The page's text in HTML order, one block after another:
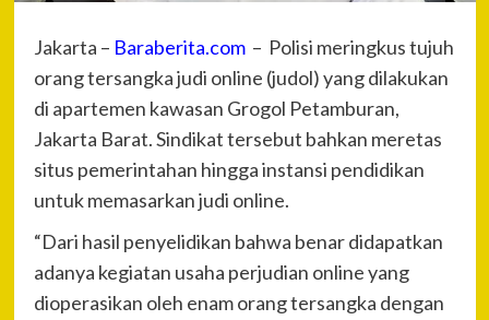
Jakarta – Baraberita.com – Polisi meringkus tujuh
orang tersangka judi online (judol) yang dilakukan
di apartemen kawasan Grogol Petamburan,
Jakarta Barat. Sindikat tersebut bahkan meretas
situs pemerintahan hingga instansi pendidikan
untuk memasarkan judi online.
“Dari hasil penyelidikan bahwa benar didapatkan
adanya kegiatan usaha perjudian online yang
dioperasikan oleh enam orang tersangka dengan